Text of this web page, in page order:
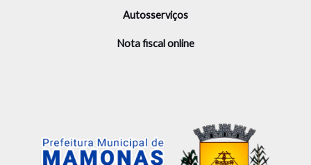
Autosserviços
Nota fiscal online